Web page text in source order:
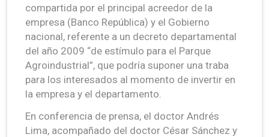
compartida por el principal acreedor de la
empresa (Banco República) y el Gobierno
nacional, referente a un decreto departamental
del año 2009 “de estímulo para el Parque
Agroindustrial”, que podría suponer una traba
para los interesados al momento de invertir en
la empresa y el departamento.
En conferencia de prensa, el doctor Andrés
Lima, acompañado del doctor César Sánchez y